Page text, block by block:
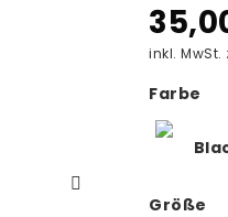
inkl. MwSt.
Farbe
Größe